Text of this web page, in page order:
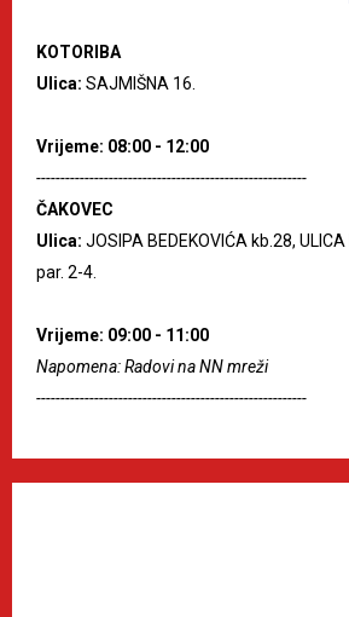
KOTORIBA
Ulica: SAJMIŠNA 16.
Vrijeme: 08:00 - 12:00
--------------------------------------------------------
ČAKOVEC
Ulica: JOSIPA BEDEKOVIĆA kb.28,
par. 2-4.
Vrijeme: 09:00 - 11:00
Napomena: Radovi na NN mreži
--------------------------------------------------------